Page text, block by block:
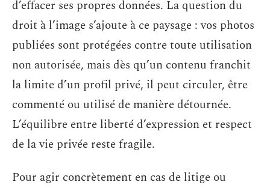
d’effacer ses propres données. La question du
droit à l’image s’ajoute à ce paysage : vos photos
publiées sont protégées contre toute utilisation
non autorisée, mais dès qu’un contenu franchit
la limite d’un profil privé, il peut circuler, être
commenté ou utilisé de manière détournée.
L’équilibre entre liberté d’expression et respect
de la vie privée reste fragile.
Pour agir concrètement en cas de litige ou